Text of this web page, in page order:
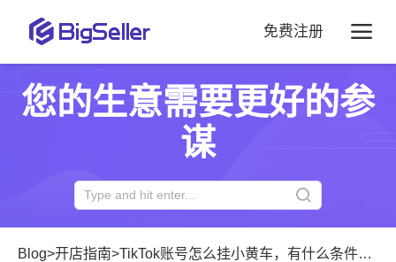
免费注册
您的生意需要更好的参
谋
Blog>开店指南>TikTok账号怎么挂小黄车，有什么条件，图文步骤详解来啦！